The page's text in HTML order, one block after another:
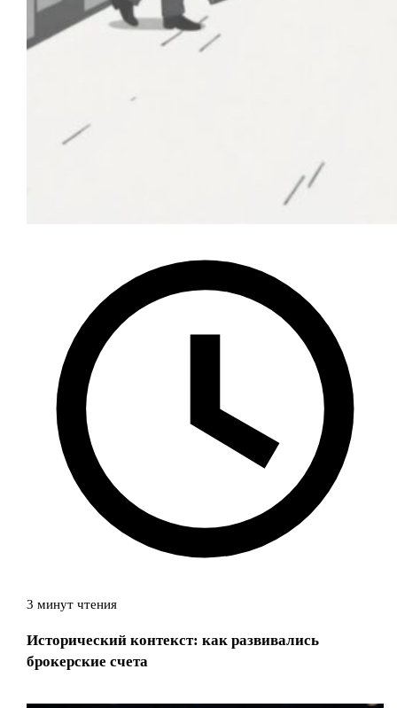
3 минут чтения
Исторический контекст: как развивались
брокерские счета